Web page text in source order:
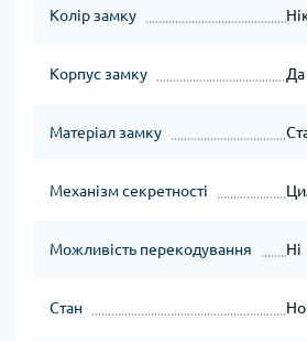
Колір замку
Корпус замку Да
Матеріал замку
Механізм секретності
Можливість перекодування Ні
Стан